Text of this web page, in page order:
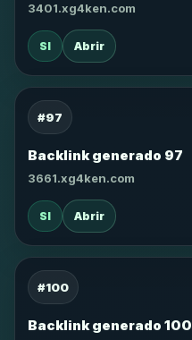
3401.xg4ken.com
SI Abrir
#97
Backlink generado 97
3661.xg4ken.com
SI Abrir
#100
Backlink generado 100